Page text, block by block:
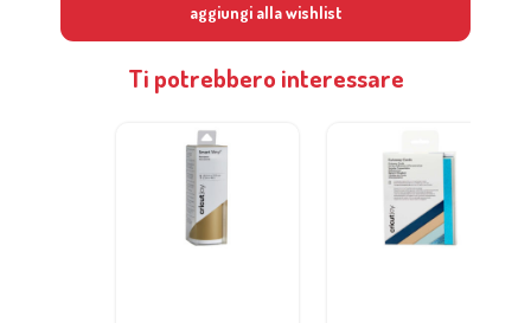
aggiungi alla wishlist
Ti potrebbero interessare